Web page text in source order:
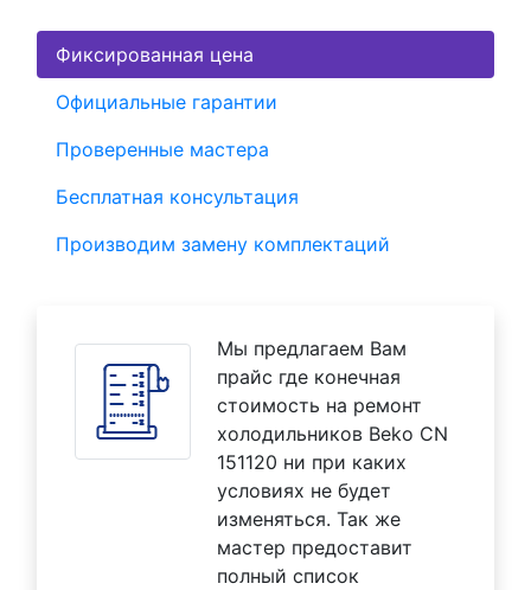
Фиксированная цена
Официальные гарантии
Проверенные мастера
Бесплатная консультация
Производим замену комплектаций
Мы предлагаем Вам
прайс где конечная
стоимость на ремонт
холодильников Beko CN
151120 ни при каких
условиях не будет
изменяться. Так же
мастер предоставит
полный список